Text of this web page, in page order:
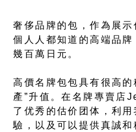
奢侈品牌的包，作為展
個人人都知道的高端品牌
幾百萬日元。
高價名牌包包具有很高的
產”升值。在名牌專賣店
了优秀的估价团体，利
驗，以及可以提供真誠